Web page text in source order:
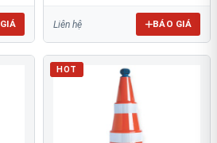
Liên hệ BÁO GIÁ
HOT